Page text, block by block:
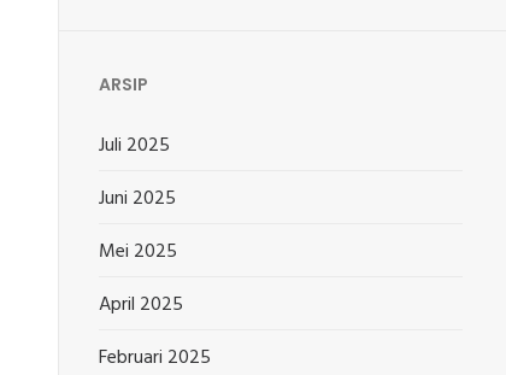
ARSIP
Juli 2025
Juni 2025
Mei 2025
April 2025
Februari 2025